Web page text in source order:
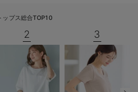
ップス総合TOP10
2 3